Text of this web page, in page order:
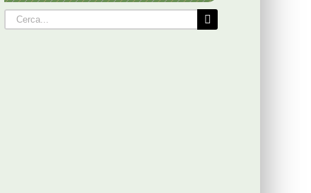
Cerca
per: